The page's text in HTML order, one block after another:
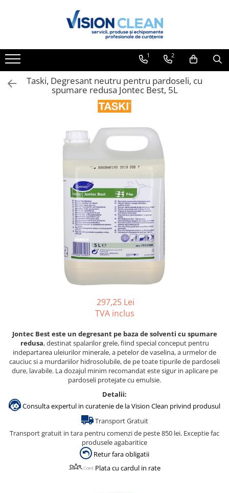
Aspiratoare si masini curatenie
profesionale
Aspiratoare industriale
Aspiratoare injectie - extractie
Aspiratoare profesionale de lichide
Echipament de curatat cu presiune
Masini de curatat si aspirat
Monodiscuri profesionale
Detergenti profesionali
Accesorii detergenti, pompe,
Detergenti comerciali
Detergenti covoare, mochete,
Detergenti pardoseala
Detergenti rufe si tesaturi
Detergenti toaleta, grup sanitar
Dezinfectanti profesionali
Dezinfectanti medicali profesionali
Dezinfectanti suprafete
Dispensere / Dozatoare
1 2
Taski, Degresant neutru pentru pardoseli, cu
spumare redusa Jontec Best, 5L
297,25 Lei
TVA inclus
Jontec Best este un degresant pe baza de solventi cu spumare
redusa, destinat spalarilor grele, fiind special conceput pentru
indepartarea uleiurilor minerale, a petelor de vaselina, a urmelor de
cauciuc si a murdariilor hidrosolubile, de pe toate tipurile de pardoseli
dure, lavabile. La dozajul minim recomandat este sigur in aplicare pe
pardoseli protejate cu emulsie.
Detalii:
Consulta expertul in curatenie de la Vision Clean privind produsul
Transport Gratuit
Transport gratuit in tara pentru comenzi de peste 850 lei. Exceptie fac
produsele agabaritice
Retur fara obligatii
Plata cu cardul in rate